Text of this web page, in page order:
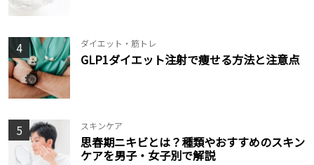
4 ダイエット・筋トレ
GLP1ダイエット注射で痩せる方法と注意点
5 スキンケア
思春期ニキビとは？種類やおすすめのスキン
ケアを男子・女子別で解説